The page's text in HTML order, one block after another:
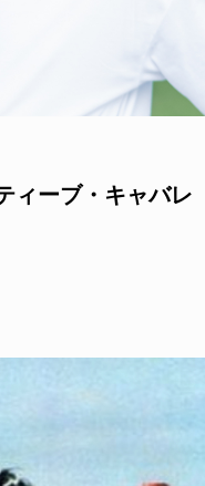
ィーブ・キャバレ